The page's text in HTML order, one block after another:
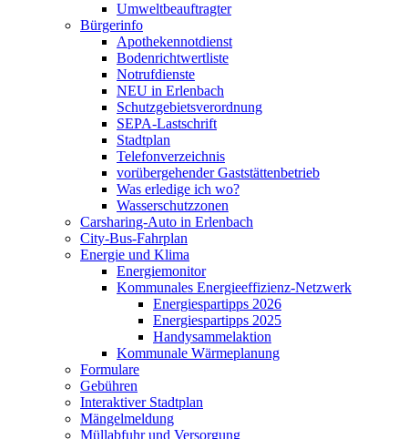
Umweltbeauftragter
Bürgerinfo
Apothekennotdienst
Bodenrichtwertliste
Notrufdienste
NEU in Erlenbach
Schutzgebietsverordnung
SEPA-Lastschrift
Stadtplan
Telefonverzeichnis
vorübergehender Gaststättenbetrieb
Was erledige ich wo?
Wasserschutzzonen
Carsharing-Auto in Erlenbach
City-Bus-Fahrplan
Energie und Klima
Energiemonitor
Kommunales Energieeffizienz-Netzwerk
Energiespartipps 2026
Energiespartipps 2025
Handysammelaktion
Kommunale Wärmeplanung
Formulare
Gebühren
Interaktiver Stadtplan
Mängelmeldung
Müllabfuhr und Versorgung